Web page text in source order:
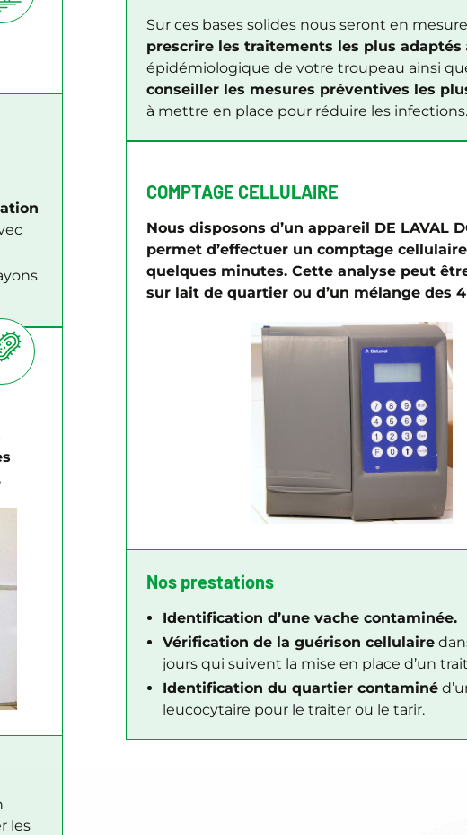
les
Sur ces bases solides nous seront en
prescrire les traitements les plus adaptés
épidémiologique de votre troupeau ainsi
conseiller les mesures préventives les
à mettre en place pour réduire les infections.
COMPTAGE CELLULAIRE
Nous disposons d’un appareil DE LAVAL
permet d’effectuer un comptage
quelques minutes. Cette analyse peut
sur lait de quartier ou d’un mélange des
Nos prestations
Identification d’une vache contaminée.
Vérification de la guérison cellulaire
jours qui suivent la mise en place d’un
Identification du quartier contaminé
leucocytaire pour le traiter ou le tarir.